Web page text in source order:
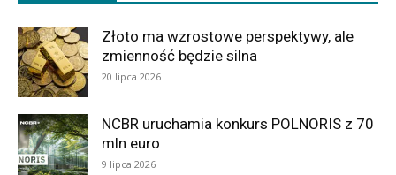
Złoto ma wzrostowe perspektywy, ale
zmienność będzie silna
20 lipca 2026
NCBR uruchamia konkurs POLNORIS z 70
mln euro
9 lipca 2026